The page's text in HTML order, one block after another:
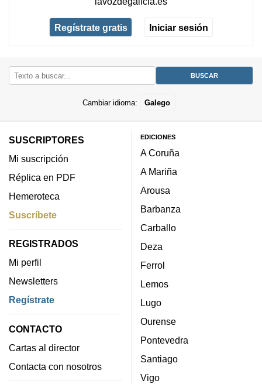
Regístrate gratis Iniciar sesión
Cambiar idioma: Galego
SUSCRIPTORES
Mi suscripción
Réplica en PDF
Hemeroteca
Suscríbete
REGISTRADOS
Mi perfil
Newsletters
Regístrate
CONTACTO
Cartas al director
Contacta con nosotros
EDICIONES
A Coruña
A Mariña
Arousa
Barbanza
Carballo
Deza
Ferrol
Lemos
Lugo
Ourense
Pontevedra
Santiago
Vigo